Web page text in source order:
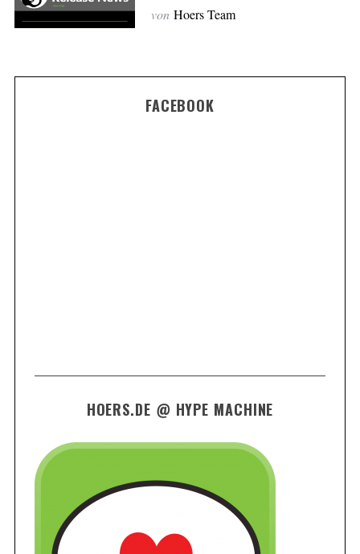
von Hoers Team
FACEBOOK
HOERS.DE @ HYPE MACHINE